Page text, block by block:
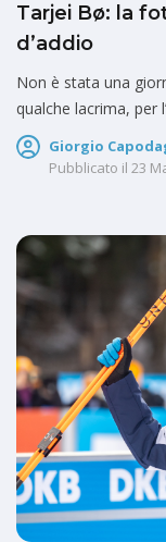
Tarjei Bø: la
d’addio
Non è stata una
qualche lacrima, per
Giorgio
Pubblicato il 23